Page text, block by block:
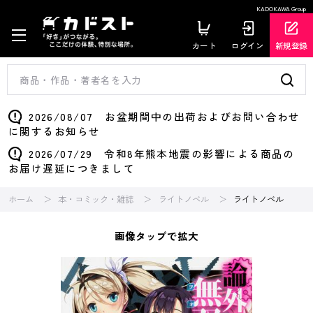
KADOKAWA Group
カート ログイン 新規登録
2026/08/07 お盆期間中の出荷およびお問い合わせ
に関するお知らせ
2026/07/29 令和8年熊本地震の影響による商品の
お届け遅延につきまして
ホーム 本・コミック・雑誌 ライトノベル ライトノベル
画像タップで拡大